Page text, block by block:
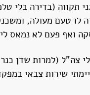
גרתי בגני תקווה
לו טעם מעולה,
ואף פעם לא נמאס
צה"ל (למרות שדן
שירות צבאי